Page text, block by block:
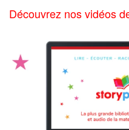
Découvrez nos vidéos